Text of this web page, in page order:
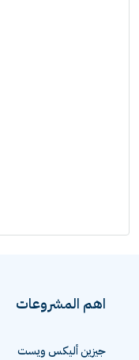
اهم المشروعات
جيزين أليكس ويست